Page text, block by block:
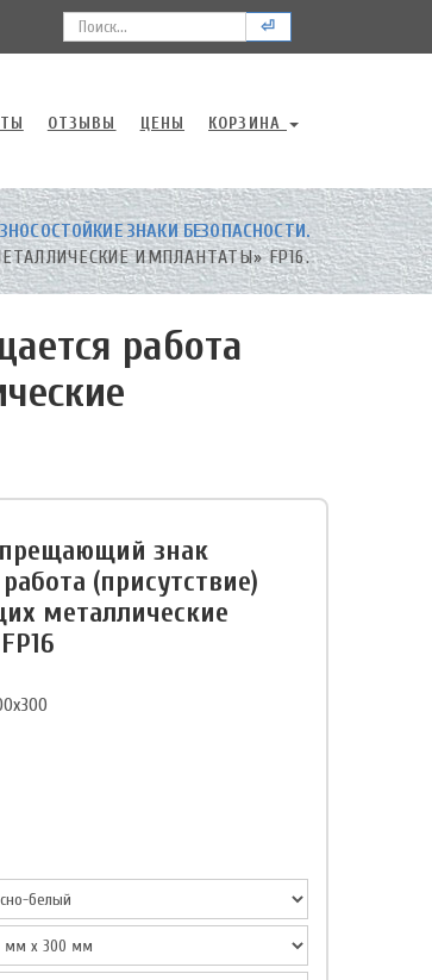
⏎
ОТЗЫВЫ ЦЕНЫ КОРЗИНА
ЗНАКИ БЕЗОПАСНОСТИ.
ИМПЛАНТАТЫ» FP16.
работа
знак
(присутствие)
металлические